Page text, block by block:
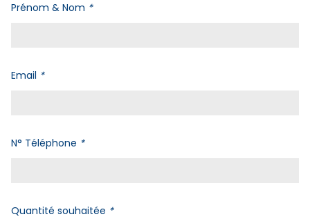
Prénom & Nom *
Email *
N° Téléphone *
Quantité souhaitée *